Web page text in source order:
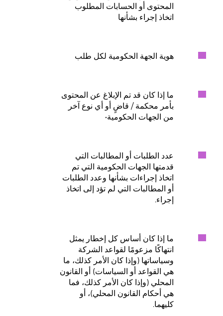
المحتوى أو الحسابات المطلوب
اتخاذ إجراء بشأنها
هوية الجهة الحكومية لكل طلب
ما إذا كان قد تم الإبلاغ عن المحتوى
بأمر محكمة / قاضٍ أو أي نوع آخر
من الجهات الحكومية•
عدد الطلبات أو المطالبات التي
قدمتها الجهات الحكومية التي تم
اتخاذ إجراءات بشأنها وعدد الطلبات
أو المطالبات التي لم تؤد إلى اتخاذ
إجراء.
ما إذا كان أساس كل إخطار يمثل
انتهاكًا مزعومًا لقواعد الشركة
وسياساتها (وإذا كان الأمر كذلك، ما
هي القواعد أو السياسات) أو القانون
المحلي (وإذا كان الأمر كذلك، فما
هي أحكام القانون المحلي)، أو
كليهما.